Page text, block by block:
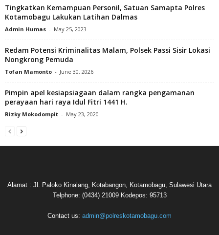
Tingkatkan Kemampuan Personil, Satuan Samapta Polres
Kotamobagu Lakukan Latihan Dalmas
Admin Humas - May 25, 2023
Redam Potensi Kriminalitas Malam, Polsek Passi Sisir Lokasi
Nongkrong Pemuda
Tofan Mamonto - June 30, 2026
Pimpin apel kesiapsiagaan dalam rangka pengamanan
perayaan hari raya Idul Fitri 1441 H.
Rizky Mokodompit - May 23, 2020
Alamat : Jl. Paloko Kinalang, Kotabangon, Kotamobagu, Sulawesi Utara
Telphone: (0434) 21009 Kodepos: 95713
Contact us: admin@polreskotamobagu.com